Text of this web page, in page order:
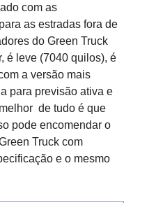
com as
as estradas fora de
do Green Truck
é leve (7040 quilos), é
a versão mais
para previsão ativa e
de tudo é que
pode encomendar o
Truck com
e o mesmo